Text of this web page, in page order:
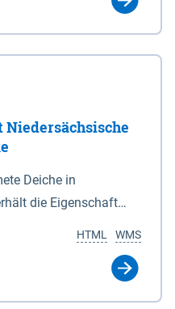
Deiche in
die Eigenschaft
ausspricht. Für
WMS
HTML